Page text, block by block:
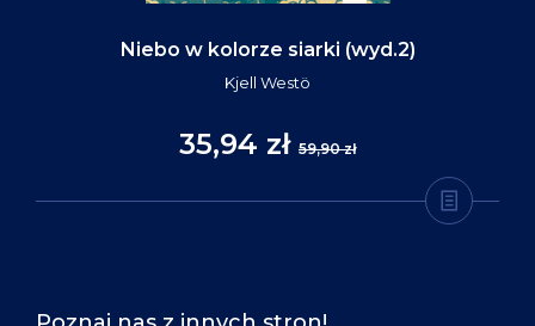
Niebo w kolorze siarki (wyd.2)
Kjell Westö
35,94 zł 59,90 zł